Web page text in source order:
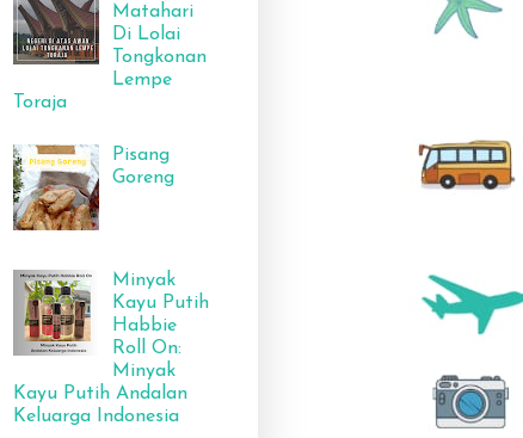
Matahari
Di Lolai
Tongkonan
Lempe
Toraja
Pisang
Goreng
Minyak
Kayu Putih
Habbie
Roll On:
Minyak
Kayu Putih Andalan
Keluarga Indonesia